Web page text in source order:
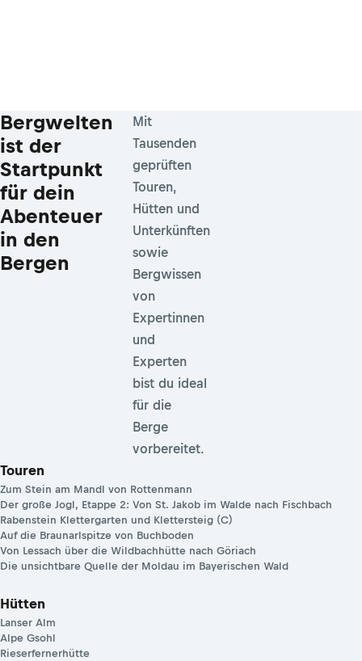
Bergwelten
ist der
Startpunkt
für dein
Abenteuer
in den
Bergen
Mit
Tausenden
geprüften
Touren,
Hütten und
Unterkünften
sowie
Bergwissen
von
Expertinnen
und
Experten
bist du ideal
für die
Berge
vorbereitet.
Touren
Zum Stein am Mandl von Rottenmann
Der große Jogl, Etappe 2: Von St. Jakob im Walde nach Fischbach
Rabenstein Klettergarten und Klettersteig (C)
Auf die Braunarlspitze von Buchboden
Von Lessach über die Wildbachhütte nach Göriach
Die unsichtbare Quelle der Moldau im Bayerischen Wald
Hütten
Lanser Alm
Alpe Gsohl
Rieserfernerhütte